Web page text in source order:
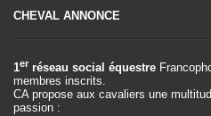
CHEVAL ANNONCE
1er réseau social équestre
membres inscrits.
CA propose aux cavaliers une
passion :